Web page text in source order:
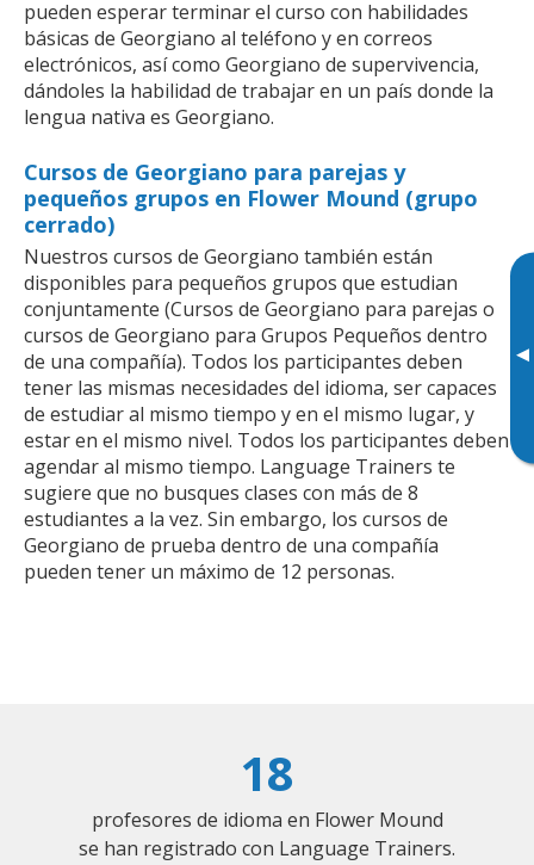
▸
pueden esperar terminar el curso con habilidades
básicas de Georgiano al teléfono y en correos
electrónicos, así como Georgiano de supervivencia,
dándoles la habilidad de trabajar en un país donde la
lengua nativa es Georgiano.
Cursos de Georgiano para parejas y
pequeños grupos en Flower Mound (grupo
cerrado)
Nuestros cursos de Georgiano también están
disponibles para pequeños grupos que estudian
conjuntamente (Cursos de Georgiano para parejas o
cursos de Georgiano para Grupos Pequeños dentro
de una compañía). Todos los participantes deben
tener las mismas necesidades del idioma, ser capaces
de estudiar al mismo tiempo y en el mismo lugar, y
estar en el mismo nivel. Todos los participantes deben
agendar al mismo tiempo. Language Trainers te
sugiere que no busques clases con más de 8
estudiantes a la vez. Sin embargo, los cursos de
Georgiano de prueba dentro de una compañía
pueden tener un máximo de 12 personas.
18
profesores de idioma en Flower Mound
se han registrado con Language Trainers.